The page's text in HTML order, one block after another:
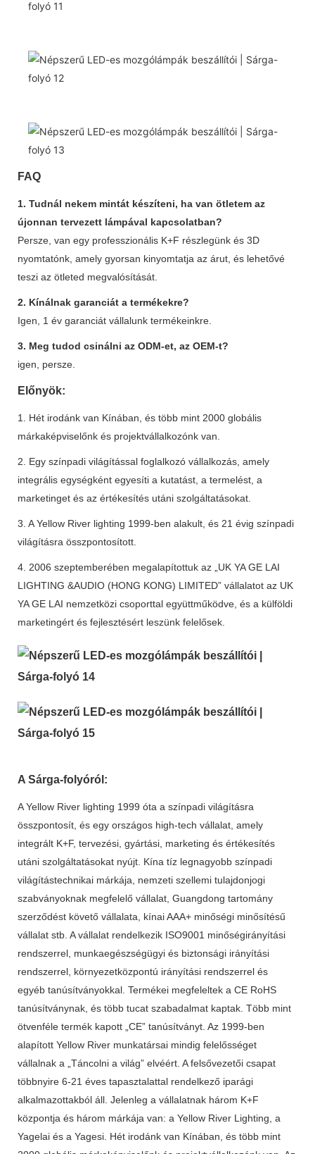
FAQ
1. Tudnál nekem mintát készíteni, ha van ötletem az
újonnan tervezett lámpával kapcsolatban?
Persze, van egy professzionális K+F részlegünk és 3D
nyomtatónk, amely gyorsan kinyomtatja az árut, és lehetővé
teszi az ötleted megvalósítását.
2. Kínálnak garanciát a termékekre?
Igen, 1 év garanciát vállalunk termékeinkre.
3. Meg tudod csinálni az ODM-et, az OEM-t?
igen, persze.
Előnyök:
1. Hét irodánk van Kínában, és több mint 2000 globális
márkaképviselőnk és projektvállalkozónk van.
2. Egy színpadi világítással foglalkozó vállalkozás, amely
integrális egységként egyesíti a kutatást, a termelést, a
marketinget és az értékesítés utáni szolgáltatásokat.
3. A Yellow River lighting 1999-ben alakult, és 21 évig színpadi
világításra összpontosított.
4. 2006 szeptemberében megalapítottuk az „UK YA GE LAI
LIGHTING &AUDIO (HONG KONG) LIMITED” vállalatot az UK
YA GE LAI nemzetközi csoporttal együttműködve, és a külföldi
marketingért és fejlesztésért leszünk felelősek.
A Sárga-folyóról:
A Yellow River lighting 1999 óta a színpadi világításra
összpontosít, és egy országos high-tech vállalat, amely
integrált K+F, tervezési, gyártási, marketing és értékesítés
utáni szolgáltatásokat nyújt. Kína tíz legnagyobb színpadi
világítástechnikai márkája, nemzeti szellemi tulajdonjogi
szabványoknak megfelelő vállalat, Guangdong tartomány
szerződést követő vállalata, kínai AAA+ minőségi minősítésű
vállalat stb. A vállalat rendelkezik ISO9001 minőségirányítási
rendszerrel, munkaegészségügyi és biztonsági irányítási
rendszerrel, környezetközpontú irányítási rendszerrel és
egyéb tanúsítványokkal. Termékei megfeleltek a CE RoHS
tanúsítványnak, és több tucat szabadalmat kaptak. Több mint
ötvenféle termék kapott „CE” tanúsítványt. Az 1999-ben
alapított Yellow River munkatársai mindig felelősséget
vállalnak a „Táncolni a világ” elvéért. A felsővezetői csapat
többnyire 6-21 éves tapasztalattal rendelkező iparági
alkalmazottakból áll. Jelenleg a vállalatnak három K+F
központja és három márkája van: a Yellow River Lighting, a
Yagelai és a Yagesi. Hét irodánk van Kínában, és több mint